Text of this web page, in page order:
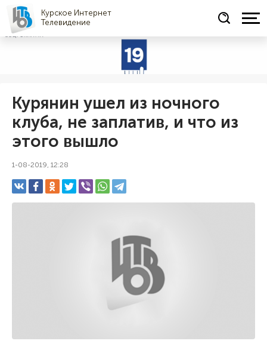
Курское Интернет
Телевидение
СОЦРЕКЛАМА
Курянин ушел из ночного
клуба, не заплатив, и что из
этого вышло
1-08-2019, 12:28